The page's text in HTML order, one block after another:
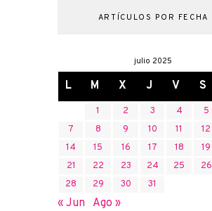
ARTÍCULOS POR FECHA
julio 2025
L M X J V S
1 2 3 4 5
7
8 9 10 11 12
14
15 16 17 18 19
21
22 23 24 25 26
28
29 30 31
« Jun Ago »